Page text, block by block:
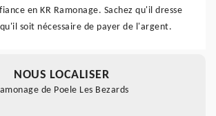
en KR Ramonage. Sachez qu'il dresse
soit nécessaire de payer de l'argent.
NOUS LOCALISER
de Poele Les Bezards